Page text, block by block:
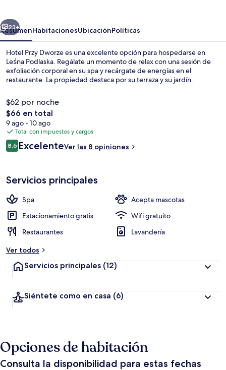
Siguiente
23+
ResumenHabitacionesUbicaciónPolíticas
Hotel Przy Dworze es una excelente opción para hospedarse en
Leśna Podlaska. Regálate un momento de relax con una sesión de
exfoliación corporal en su spa y recárgate de energías en el
restaurante. La propiedad destaca por su terraza y su jardín.
$62 por noche
El
precio
total
es
de
$66 en total
9 ago - 10 ago
Total con impuestos y cargos
Opiniones
8.68.6 de 10,
ExcelenteVer las 8 opiniones
Servicios principales
Spa
Acepta mascotas
Estacionamiento gratis
Wifi gratuito
Restaurantes
Lavandería
Ver todos
Servicios principales (12)
Siéntete como en casa (6)
Opciones de habitación
Consulta la disponibilidad para estas fechas